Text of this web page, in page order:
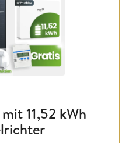
11,52 kWh